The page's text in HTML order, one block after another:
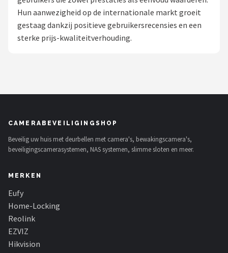
Eufy
Home-Locking
TP-Link
Foscam
Teceye
Smartwares
ieGeek
Hun aanwezigheid op de internationale markt groeit
gestaag dankzij positieve gebruikersrecensies en een
sterke prijs-kwaliteitverhouding.
CAMERABEVEILIGINGSHOP
Beveilig uw huis met deurbellen met camera's, bewakingscamera's,
beveiligingscamerasystemen, NAS systemen, slimme sloten en meer.
MERKEN
Eufy
Home-Locking
Reolink
EZVIZ
Hikvision